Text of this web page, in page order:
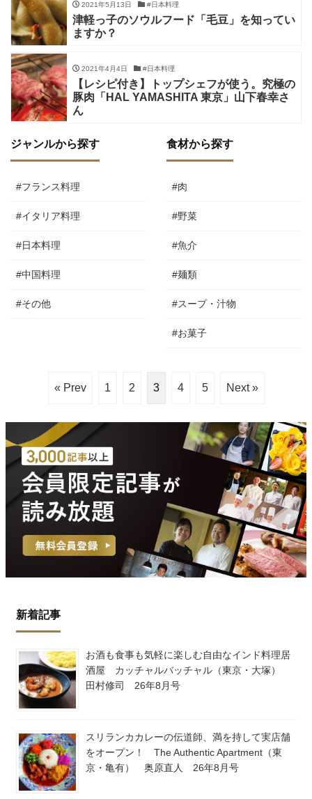
2021年5月13日 #日本料理
津軽っ子のソウルフード「毛豆」を知ってい
ますか？
2021年4月4日 #日本料理
【レシピ付き】トップシェフが使う。究極の
豚肉「HAL YAMASHITA 東京」山下春幸さ
ん
ジャンルから探す
#フランス料理
#イタリア料理
#日本料理
#中国料理
#その他
食材から探す
#肉
#野菜
#魚介
#麺類
#スープ・汁物
#お菓子
« Prev 1 2 3 4 5 Next »
新着記事
お酒も食事も気軽に楽しむ自由なインド料理居
酒屋 カッチャルバッチャル（東京・大塚）
田村修司 26年8月号
スリランカカレーの伝道師、満を持して実店舗
をオープン！ The Authentic Apartment（東
京・亀有） 奥原直人 26年8月号